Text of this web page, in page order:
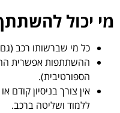
מי יכול
כל מי שברשותו רכב (גם
הספורטיבית).
אין צורך בניסיון קודם
ללמוד ושליטה ברכב.